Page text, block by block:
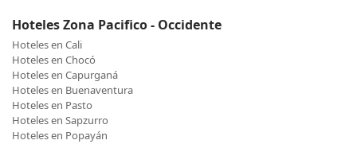
Hoteles Zona Pacifico - Occidente
Hoteles en Cali
Hoteles en Chocó
Hoteles en Capurganá
Hoteles en Buenaventura
Hoteles en Pasto
Hoteles en Sapzurro
Hoteles en Popayán